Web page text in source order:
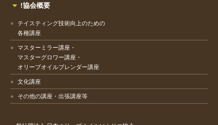
!協会概要
テイスティング技術向上のための
各種講座
マスターミラー講座・
マスターグロワー講座・
オリーブオイルブレンダー講座
文化講座
その他の講座・出張講座等